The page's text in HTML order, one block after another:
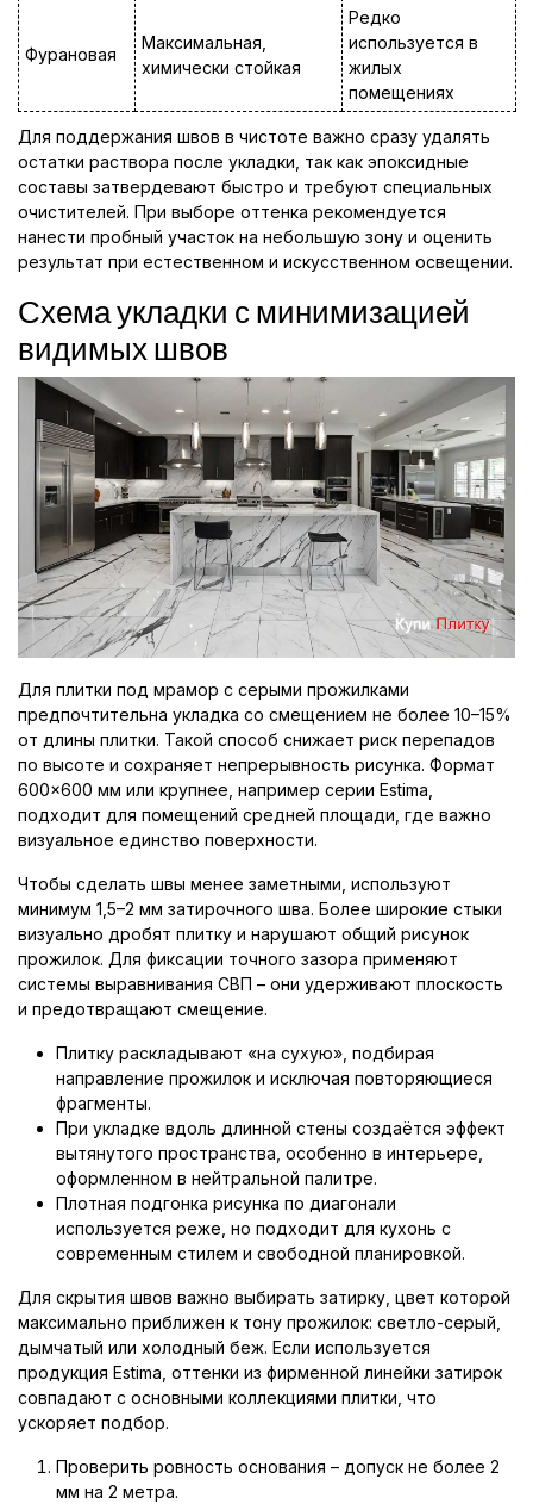
Фурановая
Максимальная,
химически стойкая
Редко
используется в
жилых
помещениях
Для поддержания швов в чистоте важно сразу удалять
остатки раствора после укладки, так как эпоксидные
составы затвердевают быстро и требуют специальных
очистителей. При выборе оттенка рекомендуется
нанести пробный участок на небольшую зону и оценить
результат при естественном и искусственном освещении.
Схема укладки с минимизацией
видимых швов
Для плитки под мрамор с серыми прожилками
предпочтительна укладка со смещением не более 10–15%
от длины плитки. Такой способ снижает риск перепадов
по высоте и сохраняет непрерывность рисунка. Формат
600×600 мм или крупнее, например серии Estima,
подходит для помещений средней площади, где важно
визуальное единство поверхности.
Чтобы сделать швы менее заметными, используют
минимум 1,5–2 мм затирочного шва. Более широкие стыки
визуально дробят плитку и нарушают общий рисунок
прожилок. Для фиксации точного зазора применяют
системы выравнивания СВП – они удерживают плоскость
и предотвращают смещение.
Плитку раскладывают «на сухую», подбирая
направление прожилок и исключая повторяющиеся
фрагменты.
При укладке вдоль длинной стены создаётся эффект
вытянутого пространства, особенно в интерьере,
оформленном в нейтральной палитре.
Плотная подгонка рисунка по диагонали
используется реже, но подходит для кухонь с
современным стилем и свободной планировкой.
Для скрытия швов важно выбирать затирку, цвет которой
максимально приближен к тону прожилок: светло-серый,
дымчатый или холодный беж. Если используется
продукция Estima, оттенки из фирменной линейки затирок
совпадают с основными коллекциями плитки, что
ускоряет подбор.
Проверить ровность основания – допуск не более 2
мм на 2 метра.